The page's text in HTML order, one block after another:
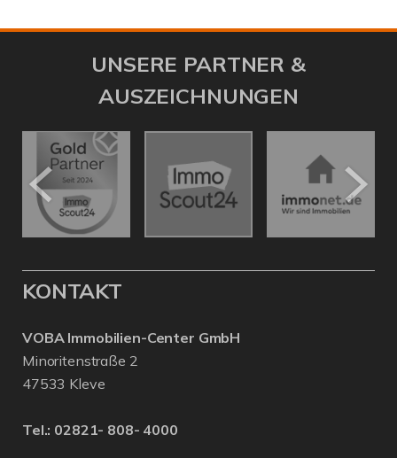
UNSERE PARTNER &
AUSZEICHNUNGEN
KONTAKT
VOBA Immobilien-Center GmbH
Minoritenstraße 2
47533 Kleve
Tel.: 02821- 808- 4000